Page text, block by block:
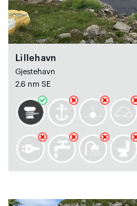
Lillehavn
Gjestehavn
2.6 nm SE